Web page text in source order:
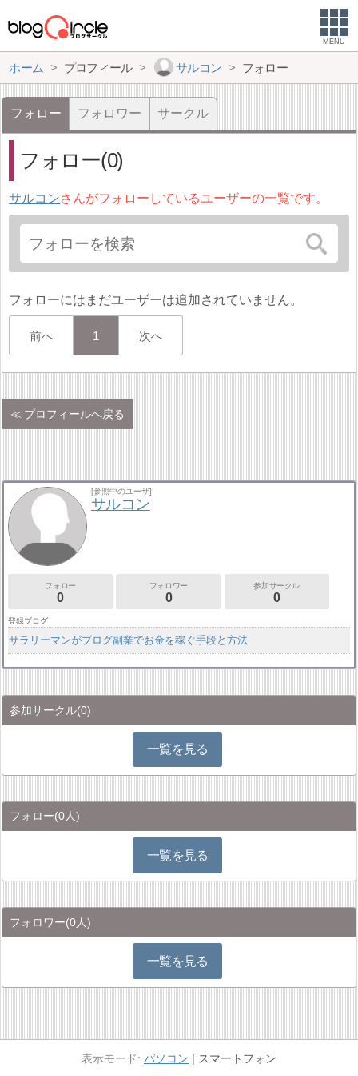
MENU
ホーム プロフィール サルコン フォロー
フォロー フォロワー サークル
フォロー(0)
サルコンさんがフォローしているユーザーの一覧です。
フォローにはまだユーザーは追加されていません。
前へ 1 次へ
プロフィールへ戻る
[参照中のユーザ]
サルコン
フォロー
0
フォロワー
0
参加サークル
0
登録ブログ
サラリーマンがブログ副業でお金を稼ぐ手段と方法
参加サークル(0)
一覧を見る
フォロー(0人)
一覧を見る
フォロワー(0人)
一覧を見る
パソコン スマートフォン